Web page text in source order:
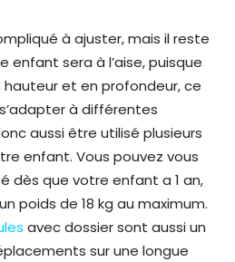
à ajuster, mais il reste
enfant sera à l’aise, puisque
hauteur et en profondeur, ce
à différentes
aussi être utilisé plusieurs
enfant. Vous pouvez vous
dès que votre enfant a 1 an,
poids de 18 kg au maximum.
avec dossier sont aussi un
sur une longue